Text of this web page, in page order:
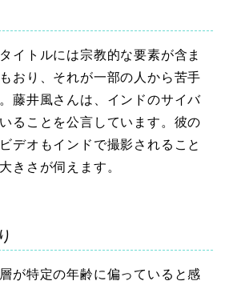
イトルには宗教的な要素が含ま
おり、それが一部の人から苦手
藤井風さんは、インドのサイバ
ることを公言しています。彼の
デオもインドで撮影されること
きさが伺えます。
が特定の年齢に偏っていると感